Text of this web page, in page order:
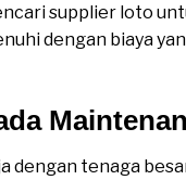
supplier loto
dengan biaya
dengan tenaga